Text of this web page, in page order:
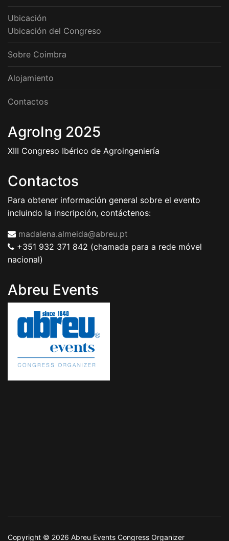
Ubicación
Ubicación del Congreso
Sobre Coimbra
Alojamiento
Contactos
AgroIng 2025
XIII Congreso Ibérico de Agroingeniería
Contactos
Para obtener información general sobre el evento
incluindo la inscripción, contáctenos:
madalena.almeida@abreu.pt
+351 932 371 842 (chamada para a rede móvel
nacional)
Abreu Events
Copyright © 2026 Abreu Events Congress Organizer